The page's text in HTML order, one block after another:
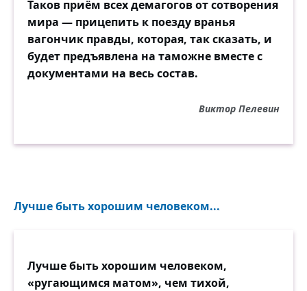
Таков приём всех демагогов от сотворения
мира — прицепить к поезду вранья
вагончик правды, которая, так сказать, и
будет предъявлена на таможне вместе с
документами на весь состав.
Виктор Пелевин
Лучше быть хорошим человеком...
Лучше быть хорошим человеком,
«ругающимся матом», чем тихой,